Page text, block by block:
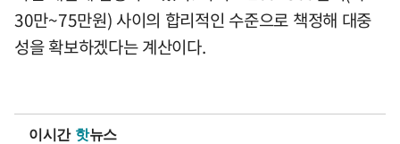
30만~75만원) 사이의 합리적인 수준으로 책정해 대중
성을 확보하겠다는 계산이다.
이시간 핫뉴스